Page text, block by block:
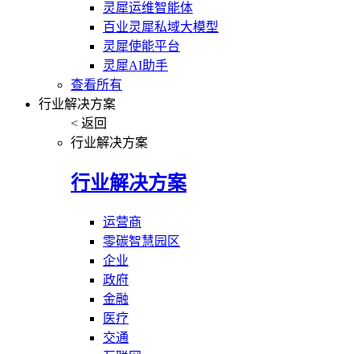
灵犀运维智能体
百业灵犀私域大模型
灵犀使能平台
灵犀AI助手
查看所有
行业解决方案
< 返回
行业解决方案
行业解决方案
运营商
零碳智慧园区
企业
政府
金融
医疗
交通